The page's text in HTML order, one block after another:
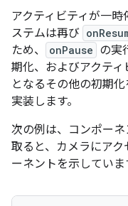
アクティビティが一
ステムは再び
ため、
onPause の実
期化、およびアクテ
となるその他の初期化
実装します。
次の例は、コンポーネ
取ると、カメラにア
ーネントを示していま